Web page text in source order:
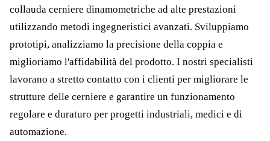
collauda cerniere dinamometriche ad alte prestazioni
utilizzando metodi ingegneristici avanzati. Sviluppiamo
prototipi, analizziamo la precisione della coppia e
miglioriamo l'affidabilità del prodotto. I nostri specialisti
lavorano a stretto contatto con i clienti per migliorare le
strutture delle cerniere e garantire un funzionamento
regolare e duraturo per progetti industriali, medici e di
automazione.